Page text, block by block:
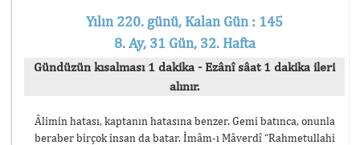
Yılın 220. günü, Kalan Gün : 145
8. Ay, 31 Gün, 32. Hafta
Gündüzün kısalması 1 dakika - Ezânî sâat 1 dakika ileri
alınır.
Âlimin hatası, kaptanın hatasına benzer. Gemi batınca, onunla
beraber birçok insan da batar. İmâm-ı Mâverdî “Rahmetullahi